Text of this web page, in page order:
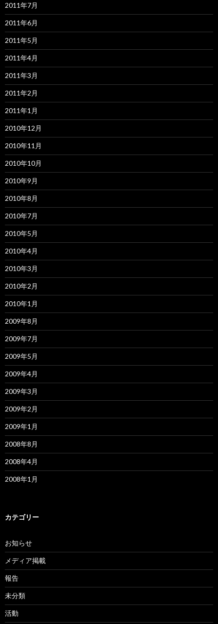
2011年7月
2011年6月
2011年5月
2011年4月
2011年3月
2011年2月
2011年1月
2010年12月
2010年11月
2010年10月
2010年9月
2010年8月
2010年7月
2010年5月
2010年4月
2010年3月
2010年2月
2010年1月
2009年8月
2009年7月
2009年5月
2009年4月
2009年3月
2009年2月
2009年1月
2008年8月
2008年4月
2008年1月
カテゴリー
お知らせ
メディア掲載
報告
未分類
活動